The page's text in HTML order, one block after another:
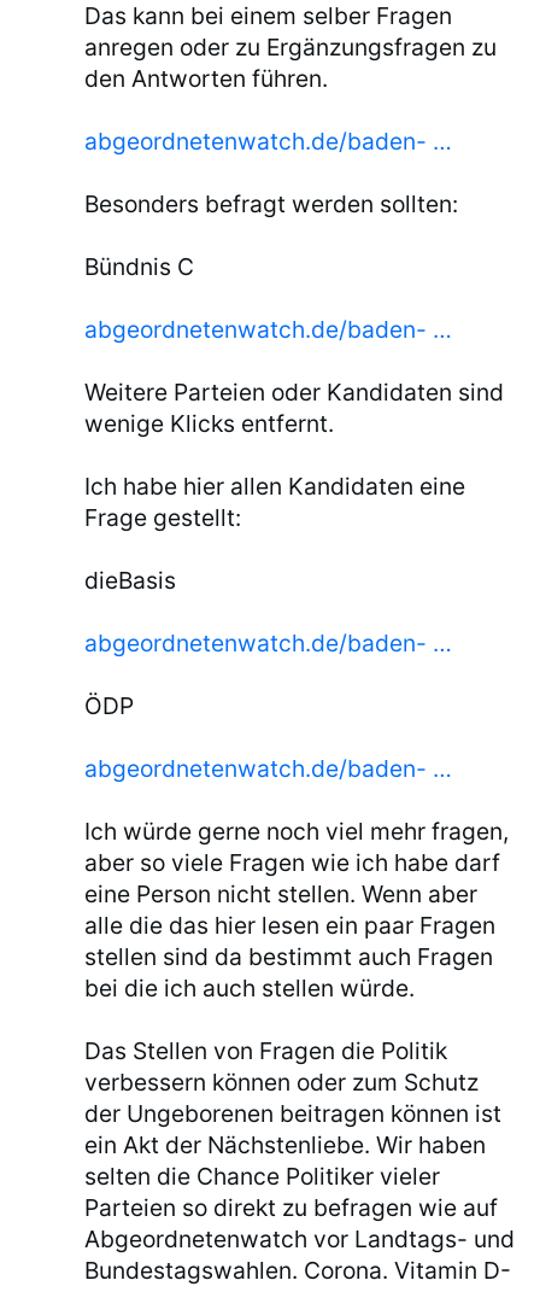
Das kann bei einem selber Fragen
anregen oder zu Ergänzungsfragen zu
den Antworten führen.
abgeordnetenwatch.de/baden- …
Besonders befragt werden sollten:
Bündnis C
abgeordnetenwatch.de/baden- …
Weitere Parteien oder Kandidaten sind
wenige Klicks entfernt.
Ich habe hier allen Kandidaten eine
Frage gestellt:
dieBasis
abgeordnetenwatch.de/baden- …
ÖDP
abgeordnetenwatch.de/baden- …
Ich würde gerne noch viel mehr fragen,
aber so viele Fragen wie ich habe darf
eine Person nicht stellen. Wenn aber
alle die das hier lesen ein paar Fragen
stellen sind da bestimmt auch Fragen
bei die ich auch stellen würde.
Das Stellen von Fragen die Politik
verbessern können oder zum Schutz
der Ungeborenen beitragen können ist
ein Akt der Nächstenliebe. Wir haben
selten die Chance Politiker vieler
Parteien so direkt zu befragen wie auf
Abgeordnetenwatch vor Landtags- und
Bundestagswahlen. Corona. Vitamin D-